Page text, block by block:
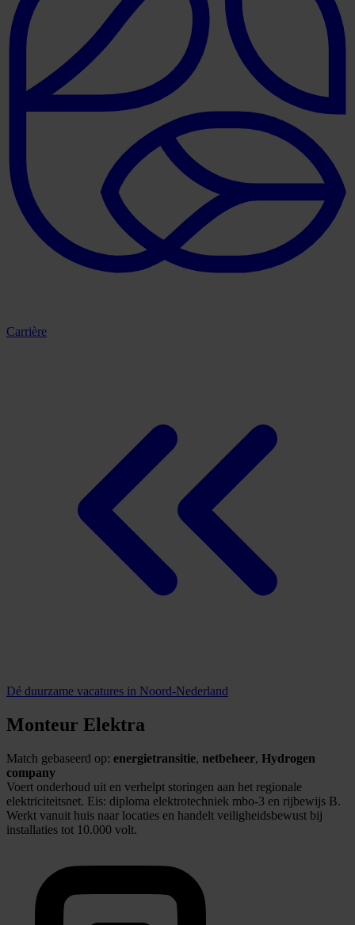
Carrière
Dé duurzame vacatures in Noord-Nederland
Monteur Elektra
Match gebaseerd op: energietransitie, netbeheer, Hydrogen
company
Voert onderhoud uit en verhelpt storingen aan het regionale
elektriciteitsnet. Eis: diploma elektrotechniek mbo-3 en rijbewijs B.
Werkt vanuit huis naar locaties en handelt veiligheidsbewust bij
installaties tot 10.000 volt.